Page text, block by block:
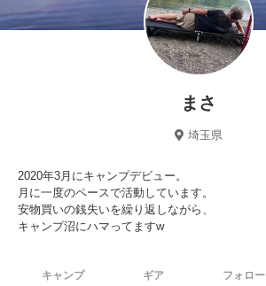
まさ
埼玉県
2020年3月にキャンプデビュー。
月に一度のペースで活動しています。
安物買いの銭失いを繰り返しながら、
キャンプ沼にハマってますw
キャンプ ギア フォロー